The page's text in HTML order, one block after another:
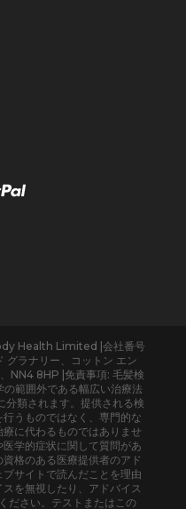
Health Limited |会社番号
グラナリー、コットン エン
NN4 8HP |免責事項: 毛髪検
範囲外である幅広い治療法
分類されます。提供される検
うものではなく、専門的な
に代わるものではありませ
学的症状に関して質問があ
格のある医療提供者のアド
サイトで読んだことを理由
を無視したり、アドバイス
ださい。テストまたはこの